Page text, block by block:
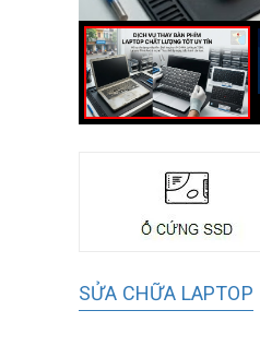
SỬA CHỮA LAPTOP